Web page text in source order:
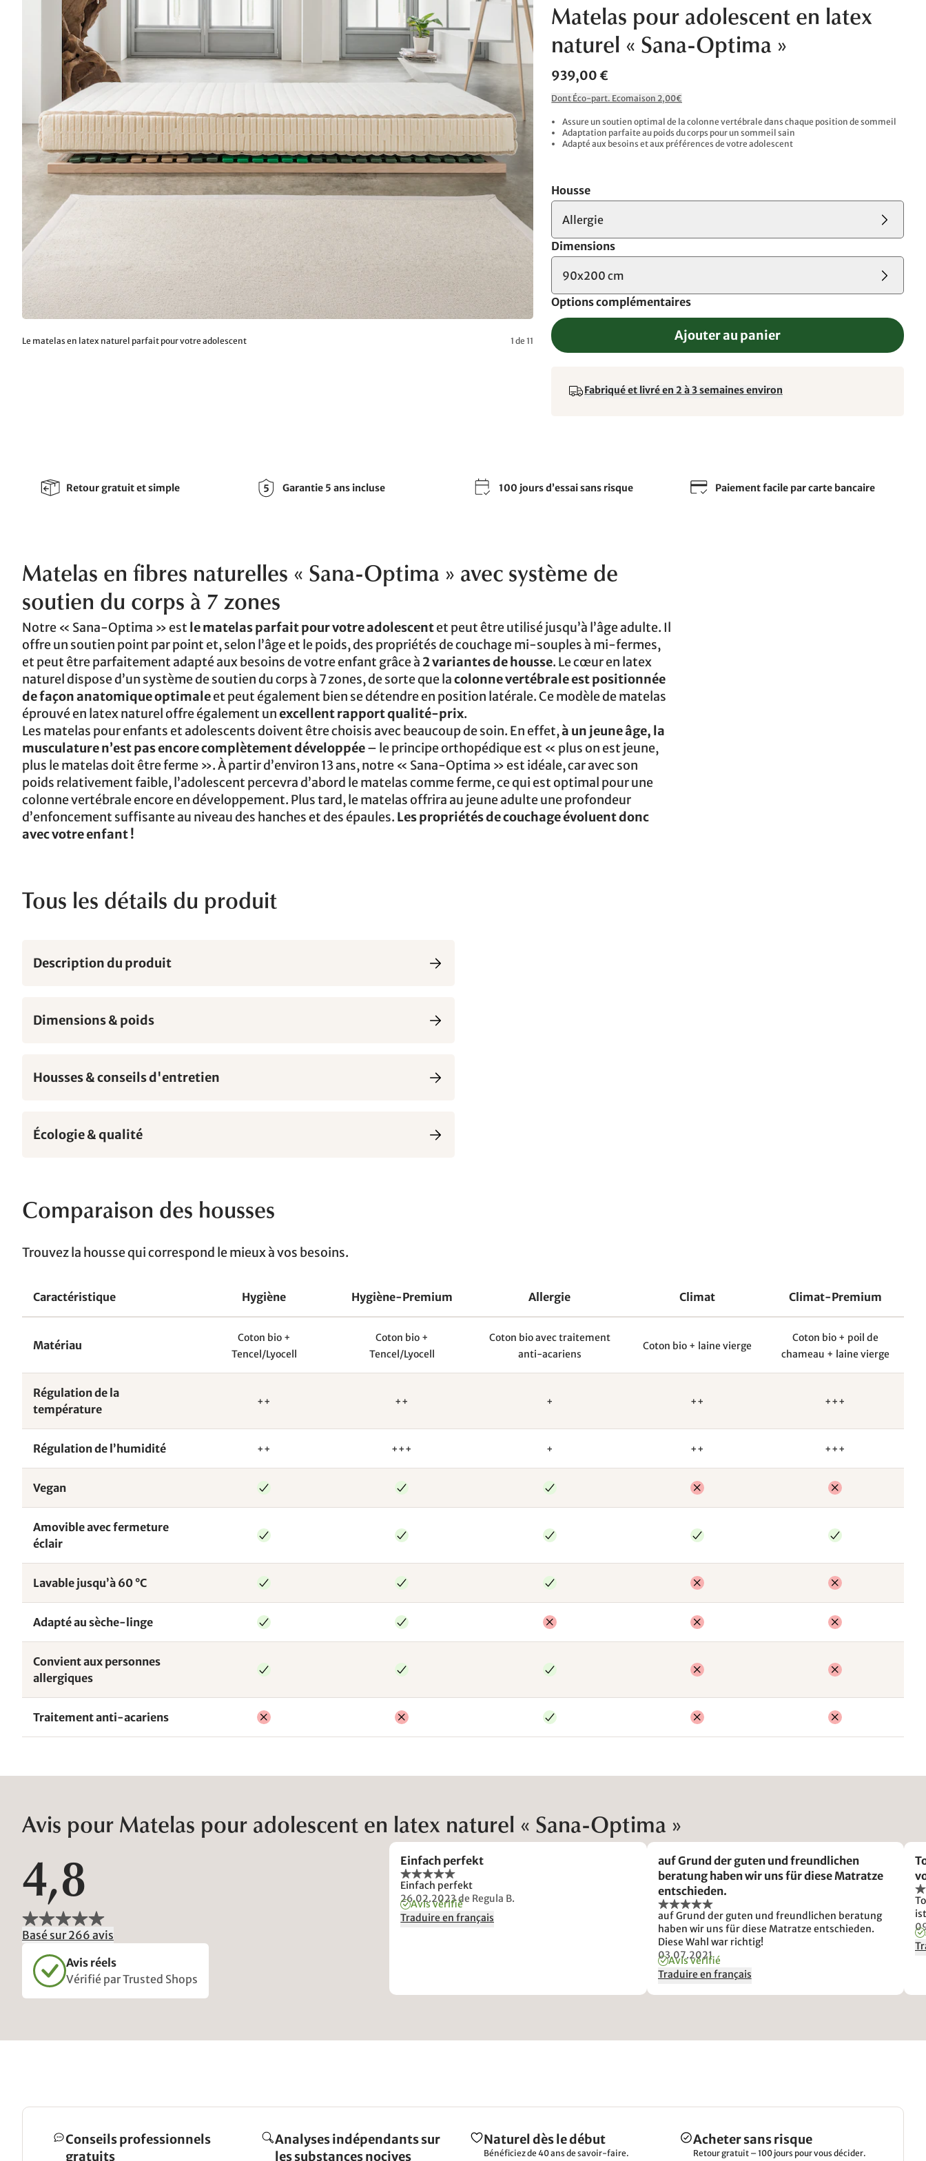
Le matelas en latex naturel parfait pour votre adolescent 1 de 11
Matelas pour adolescent en latex
naturel « Sana-Optima »
939,00 €
Dont Éco-part. Ecomaison 2,00€
Assure un soutien optimal de la colonne vertébrale dans chaque position de sommeil
Adaptation parfaite au poids du corps pour un sommeil sain
Adapté aux besoins et aux préférences de votre adolescent
Housse
Allergie
Dimensions
90x200 cm
Options complémentaires
Ajouter au panier
Fabriqué et livré en 2 à 3 semaines environ
Retour gratuit et simple Garantie 5 ans incluse 100 jours d’essai sans risque Paiement facile par carte bancaire
Matelas en fibres naturelles « Sana-Optima » avec système de
soutien du corps à 7 zones
Notre « Sana-Optima » est le matelas parfait pour votre adolescentet peut être utilisé jusqu’à l’âge adulte. Il
offre un soutien point par point et, selon l’âge et le poids, des propriétés de couchage mi-souples à mi-fermes,
et peut être parfaitement adapté aux besoins de votre enfant grâce à 2 variantes de housse. Le cœur en latex
naturel dispose d’un système de soutien du corps à 7 zones, de sorte que lacolonne vertébrale est positionnée
de façon anatomique optimaleet peut également bien se détendre en position latérale. Ce modèle de matelas
éprouvé en latex naturel offre également unexcellent rapport qualité-prix.
Les matelas pour enfants et adolescents doivent être choisis avec beaucoup de soin. En effet,à un jeune âge, la
musculature n’est pas encore complètement développée– le principe orthopédique est « plus on est jeune,
plus le matelas doit être ferme ». À partir d’environ 13 ans, notre « Sana-Optima » est idéale, car avec son
poids relativement faible, l’adolescent percevra d’abord le matelas comme ferme, ce qui est optimal pour une
colonne vertébrale encore en développement. Plus tard, le matelas offrira au jeune adulte une profondeur
d’enfoncement suffisante au niveau des hanches et des épaules. Les propriétés de couchage évoluent donc
avec votre enfant !
Tous les détails du produit
Description du produit
Dimensions & poids
Housses & conseils d'entretien
Écologie & qualité
Comparaison des housses
Trouvez la housse qui correspond le mieux à vos besoins.
Caractéristique Hygiène Hygiène-Premium Allergie Climat Climat-Premium
Matériau
Coton bio +
Tencel/Lyocell
Coton bio +
Tencel/Lyocell
Coton bio avec traitement
anti-acariens
Coton bio + laine vierge
Coton bio + poil de
chameau + laine vierge
Régulation de la
température
++ ++ + ++ +++
Régulation de l’humidité ++ +++ + ++ +++
Vegan
Amovible avec fermeture
éclair
Lavable jusqu’à 60 °C
Adapté au sèche-linge
Convient aux personnes
allergiques
Traitement anti-acariens
Avis pour Matelas pour adolescent en latex naturel « Sana-Optima »
4,8
Basé sur 266 avis
Avis réels
Vérifié par Trusted Shops
Einfach perfekt
Einfach perfekt
26.02.2023de Regula B.
Avis vérifié
Traduire en français
auf Grund der guten und freundlichen
beratung haben wir uns für diese Matratze
entschieden.
auf Grund der guten und freundlichen beratung
haben wir uns für diese Matratze entschieden.
Diese Wahl war richtig!
03.07.2021
Avis vérifié
Traduire en français
Conseils professionnels
gratuits
Analyses indépendants sur
les substances nocives
Naturel dès le début
Bénéficiez de 40 ans de savoir-faire.
Acheter sans risque
Retour gratuit – 100 jours pour vous décider.